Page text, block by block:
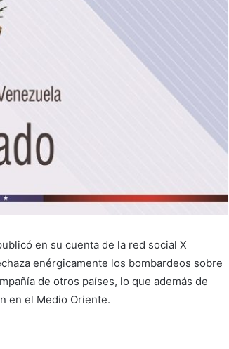
en su cuenta de la red social X
enérgicamente los bombardeos sobre
de otros países, lo que además de
en el Medio Oriente.